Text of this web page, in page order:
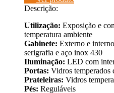
Descrição:
Utilização: Exposição e
temperatura ambiente
Gabinete: Externo e
serigrafia e aço inox 430
Iluminação: LED com
Portas: Vidros temperados
Prateleiras: Vidros
Pés: Reguláveis